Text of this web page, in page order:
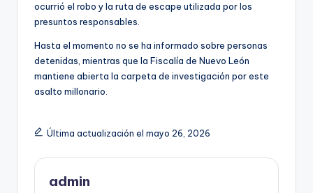
ocurrió el robo y la ruta de escape utilizada por los
presuntos responsables.
Hasta el momento no se ha informado sobre personas
detenidas, mientras que la Fiscalía de Nuevo León
mantiene abierta la carpeta de investigación por este
asalto millonario.
Última actualización el mayo 26, 2026
admin